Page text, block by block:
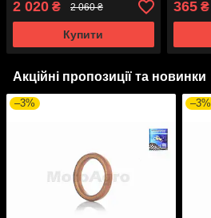
2 020 ₴ 2 060 ₴
Купити
365₴
Акційні пропозиції та новинки
–3% –3%